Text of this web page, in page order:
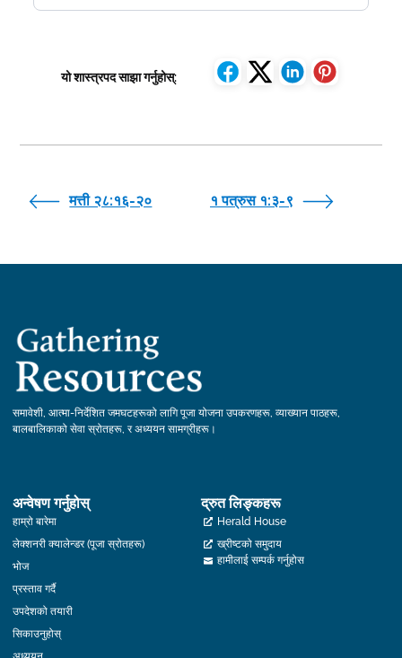
यो शास्त्रपद साझा गर्नुहोस्:
मत्ती २८:१६-२० १ पत्रुस १:३-९
समावेशी, आत्मा-निर्देशित जमघटहरूको लागि पूजा योजना उपकरणहरू, व्याख्यान पाठहरू,
बालबालिकाको सेवा स्रोतहरू, र अध्ययन सामग्रीहरू।
अन्वेषण गर्नुहोस्
हाम्रो बारेमा
लेक्शनरी क्यालेन्डर (पूजा स्रोतहरू)
भोज
प्रस्ताव गर्दै
उपदेशको तयारी
सिकाउनुहोस्
द्रुत लिङ्कहरू
Herald House
ख्रीष्टको समुदाय
हामीलाई सम्पर्क गर्नुहोस